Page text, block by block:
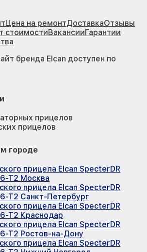
Цена на ремонтДоставкаОтзывы
стоимостиВакансииГарантии
бренда Elcan доступен по
прицелов
прицелов
городе
прицела Elcan SpecterDR
T2 Москва
прицела Elcan SpecterDR
T2 Санкт-Петербург
прицела Elcan SpecterDR
T2 Краснодар
прицела Elcan SpecterDR
T2 Ростов-на-Дону
прицела Elcan SpecterDR